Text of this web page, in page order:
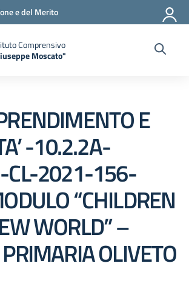
e del Merito
Comprensivo
Moscato"
E
-10.2.2A-
CL-2021-156-
“CHILDREN
WORLD” –
OLIVETO